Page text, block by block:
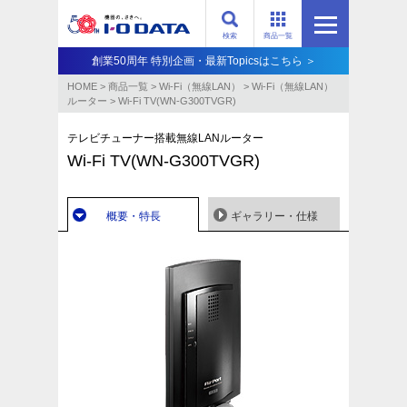
商品一覧
検索
創業50周年 特別企画・最新Topicsはこちら ＞
HOME > 商品一覧 > Wi-Fi（無線LAN） > Wi-Fi（無線LAN）
ルーター > Wi-Fi TV(WN-G300TVGR)
テレビチューナー搭載無線LANルーター
Wi-Fi TV(WN-G300TVGR)
概要・特長 ギャラリー・仕様